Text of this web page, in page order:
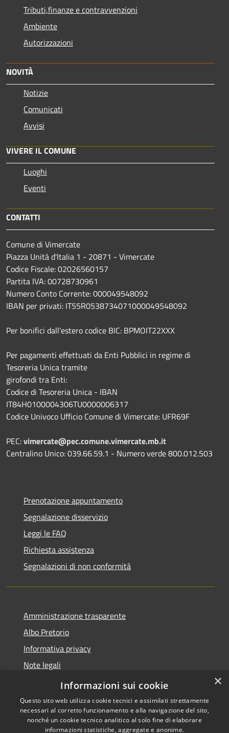
Tributi,finanze e contravvenzioni
Ambiente
Autorizzazioni
NOVITÀ
Notizie
Comunicati
Avvisi
VIVERE IL COMUNE
Luoghi
Eventi
CONTATTI
Comune di Vimercate
Piazza Unità d'Italia 1 - 20871 - Vimercate
Codice Fiscale: 02026560157
Partita IVA: 00728730961
Numero Conto Corrente: 000049548092
IBAN per privati: IT55R0538734071000049548092
Per bonifici dall'estero codice BIC: BPMOIT22XXX
Per pagamenti effettuati da Enti Pubblici in regime di
Tesoreria Unica tramite
girofondi tra Enti:
Codice di Tesoreria Unica - IBAN
IT84H0100004306TU0000006317
Codice Univoco Ufficio Comune di Vimercate: UFR69F
PEC:vimercate@pec.comune.vimercate.mb.it
Centralino Unico: 039.66.59.1 - Numero verde 800.012.503
Prenotazione appuntamento
Segnalazione disservizio
Leggi le FAQ
Richiesta assistenza
Segnalazioni di non conformità
Amministrazione trasparente
Albo Pretorio
Informativa privacy
Note legali
Dichiarazione di accessibilità
×
Informazioni sui cookie
Questo sito web utilizza cookie tecnici e assimilati strettamente
necessari al corretto funzionamento e alla navigazione del sito,
nonché un cookie tecnico analitico al solo fine di elaborare
informazioni statistiche, aggregate e anonime.